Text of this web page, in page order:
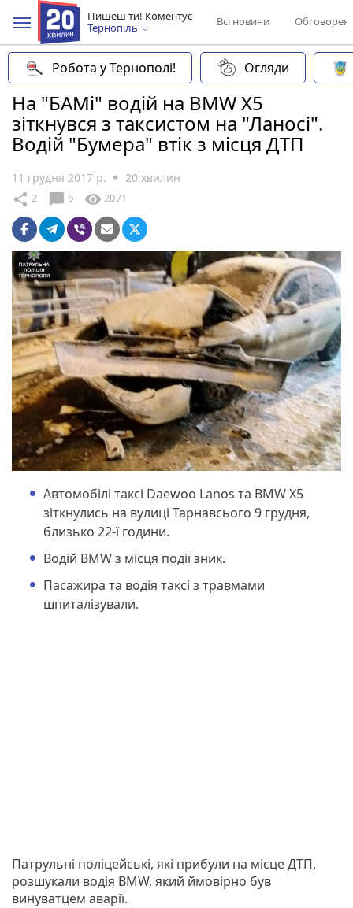
Пишеш ти! Коментує
Тернопіль
Всі новини
Робота у Тернополі! Огляди
На "БАМі" водій на BMW Х5
зіткнувся з таксистом на "Ланосі".
Водій "Бумера" втік з місця ДТП
11 грудня 2017 р. 20 хвилин
share 2 chat_bubble 6 visibility 2071
Автомобілі таксі Daewoo Lanos та BMW Х5
зіткнулись на вулиці Тарнавсього 9 грудня,
близько 22-ї години.
Водій BMW з місця події зник.
Пасажира та водія таксі з травмами
шпиталізували.
Патрульні поліцейські, які прибули на місце ДТП,
розшукали водія BMW, який ймовірно був
винуватцем аварії.